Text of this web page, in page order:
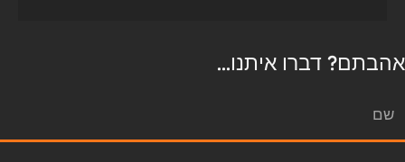
אהבתם? דברו איתנו...